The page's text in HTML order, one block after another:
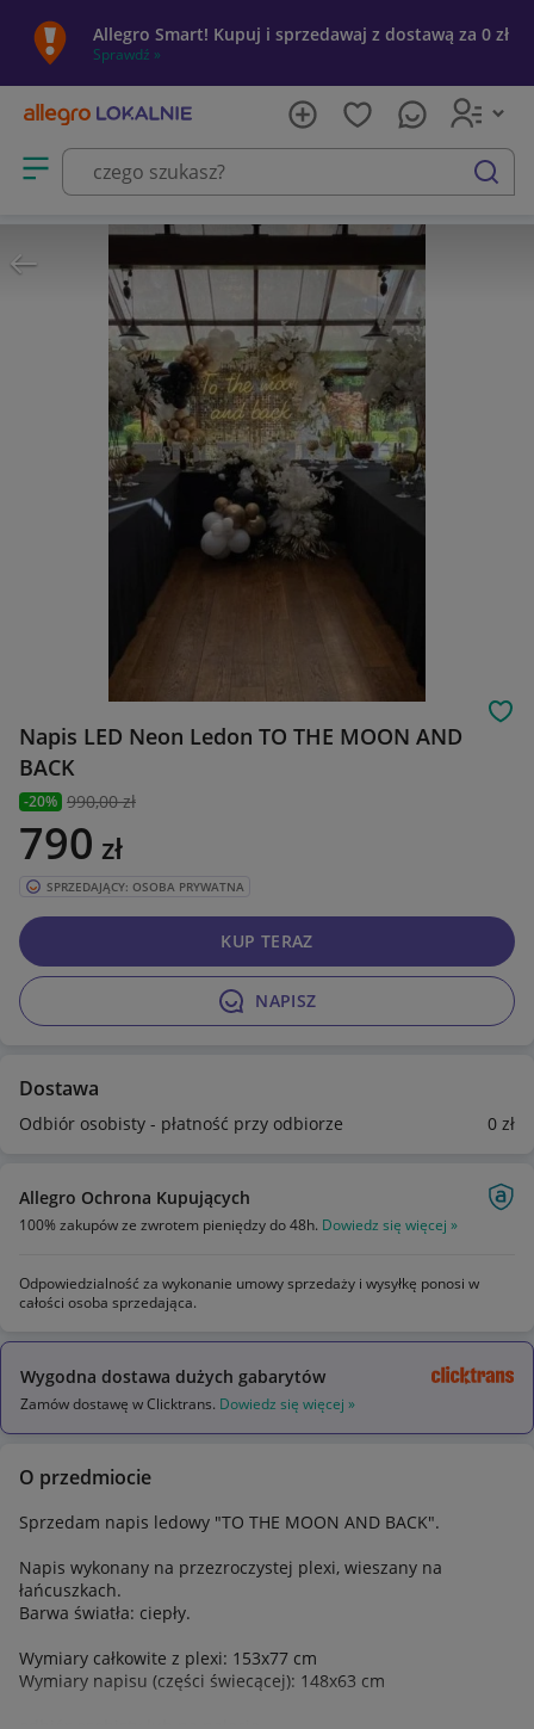
Allegro Smart! Kupuj i sprzedawaj z dostawą za 0 zł
Sprawdź »
Otwórz menu z kategoriami
szukaj
Napis LED Neon Ledon TO THE MOON AND
BACK
-20% 990,00 zł
790 zł
SPRZEDAJĄCY: OSOBA PRYWATNA
NAPISZ
KUP TERAZ
Dostawa
Odbiór osobisty - płatność przy odbiorze 0 zł
Allegro Ochrona Kupujących
100% zakupów ze zwrotem pieniędzy do 48h. Dowiedz się więcej »
Odpowiedzialność za wykonanie umowy sprzedaży i wysyłkę ponosi w
całości osoba sprzedająca.
Wygodna dostawa dużych gabarytów
Zamów dostawę w Clicktrans. Dowiedz się więcej »
O przedmiocie
Sprzedam napis ledowy "TO THE MOON AND BACK".
Napis wykonany na przezroczystej plexi, wieszany na
łańcuszkach.
Barwa światła: ciepły.
Wymiary całkowite z plexi: 153x77 cm
Wymiary napisu (części świecącej): 148x63 cm